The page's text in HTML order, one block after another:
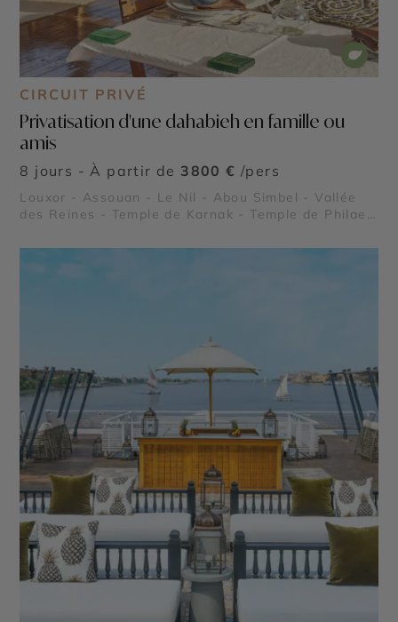
CIRCUIT PRIVÉ
Privatisation d'une dahabieh en famille ou
amis
8 jours - À partir de 3800 € /pers
Louxor - Assouan - Le Nil - Abou Simbel - Vallée
des Reines - Temple de Karnak - Temple de Philae -